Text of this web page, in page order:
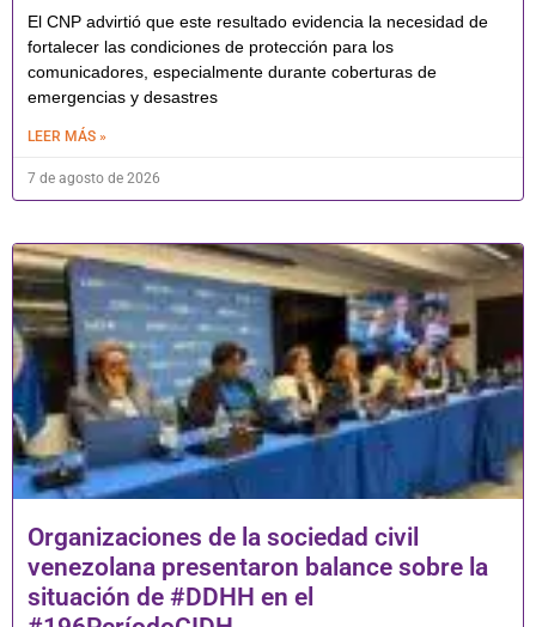
El CNP advirtió que este resultado evidencia la necesidad de
fortalecer las condiciones de protección para los
comunicadores, especialmente durante coberturas de
emergencias y desastres
LEER MÁS »
7 de agosto de 2026
Organizaciones de la sociedad civil
venezolana presentaron balance sobre la
situación de #DDHH en el